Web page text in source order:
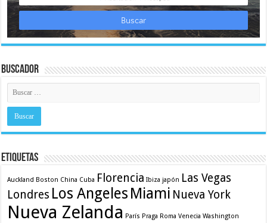
Buscador
Etiquetas
Auckland Boston China Cuba Florencia Ibiza japón Las Vegas
Londres Los Angeles Miami Nueva York
Nueva Zelanda París Praga Roma Venecia Washington